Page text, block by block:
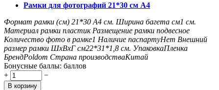
Рамки для фотографий 21*30 см А4
Формат рамки (см) 21*30 А4 см. Ширина багета см1 см.
Материал рамки пластик Размещение рамки подвесное
Количество фото в рамке1 Наличие паспартуНет Внешний
размер рамки ШxВxГ см22*31*1,8 см. УпаковкаПленка
БрендPoldom Страна производстваКитай
Бонусные баллы: баллов
+
−
В корзину